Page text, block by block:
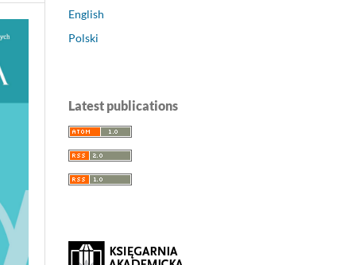
English
Polski
Latest publications